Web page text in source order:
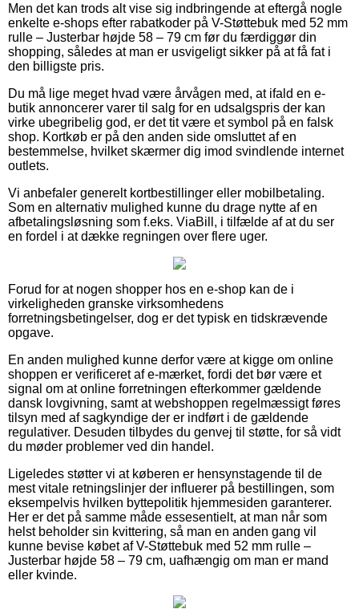
Men det kan trods alt vise sig indbringende at eftergå nogle
enkelte e-shops efter rabatkoder på V-Støttebuk med 52 mm
rulle – Justerbar højde 58 – 79 cm før du færdiggør din
shopping, således at man er usvigeligt sikker på at få fat i
den billigste pris.
Du må lige meget hvad være årvågen med, at ifald en e-
butik annoncerer varer til salg for en udsalgspris der kan
virke ubegribelig god, er det tit være et symbol på en falsk
shop. Kortkøb er på den anden side omsluttet af en
bestemmelse, hvilket skærmer dig imod svindlende internet
outlets.
Vi anbefaler generelt kortbestillinger eller mobilbetaling.
Som en alternativ mulighed kunne du drage nytte af en
afbetalingsløsning som f.eks. ViaBill, i tilfælde af at du ser
en fordel i at dække regningen over flere uger.
Forud for at nogen shopper hos en e-shop kan de i
virkeligheden granske virksomhedens
forretningsbetingelser, dog er det typisk en tidskrævende
opgave.
En anden mulighed kunne derfor være at kigge om online
shoppen er verificeret af e-mærket, fordi det bør være et
signal om at online forretningen efterkommer gældende
dansk lovgivning, samt at webshoppen regelmæssigt føres
tilsyn med af sagkyndige der er indført i de gældende
regulativer. Desuden tilbydes du genvej til støtte, for så vidt
du møder problemer ved din handel.
Ligeledes støtter vi at køberen er hensynstagende til de
mest vitale retningslinjer der influerer på bestillingen, som
eksempelvis hvilken byttepolitik hjemmesiden garanterer.
Her er det på samme måde essesentielt, at man når som
helst beholder sin kvittering, så man en anden gang vil
kunne bevise købet af V-Støttebuk med 52 mm rulle –
Justerbar højde 58 – 79 cm, uafhængig om man er mand
eller kvinde.